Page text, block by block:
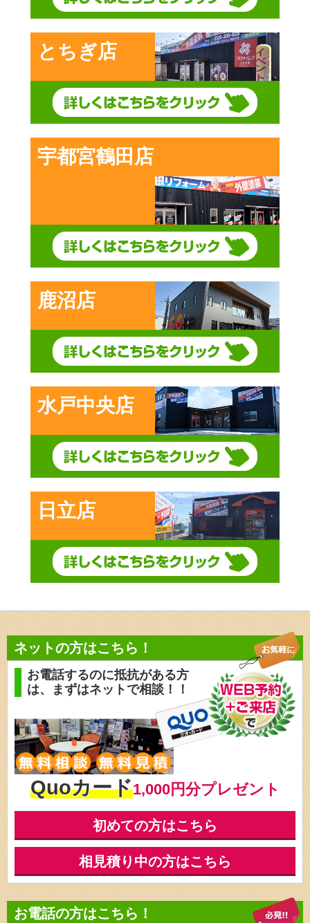
とちぎ店
宇都宮鶴田店
鹿沼店
水戸中央店
日立店
ネットの方はこちら！
お電話するのに抵抗がある方
は、
まずはネットで相談！！
Quoカード1,000円分プレゼント
初めての方はこちら
相見積り中の方はこちら
お電話の方はこちら！